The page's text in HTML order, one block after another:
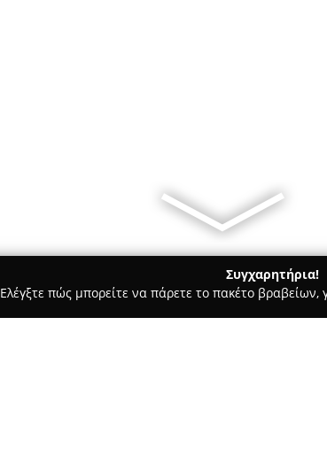
Συγχαρητήρια!
Ελέγξτε πώς μπορείτε να πάρετε το πακέτο